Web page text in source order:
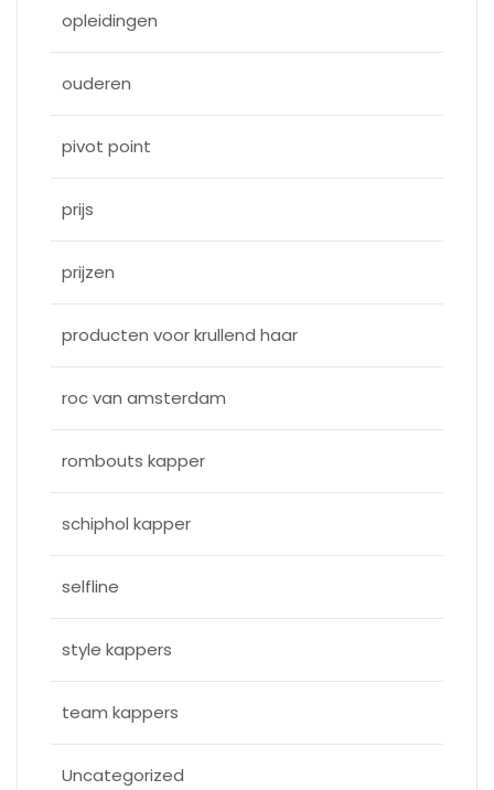
opleidingen
ouderen
pivot point
prijs
prijzen
producten voor krullend haar
roc van amsterdam
rombouts kapper
schiphol kapper
selfline
style kappers
team kappers
Uncategorized